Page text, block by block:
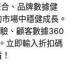
、品牌數據健
場中穩健成長。
、顧客數據360
立即輸入折扣碼